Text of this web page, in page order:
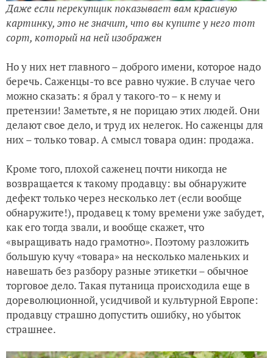
Даже если перекупщик показывает вам красивую
картинку, это не значит, что вы купите у него тот
сорт, который на ней изображен
Но у них нет главного – доброго имени, которое надо
беречь. Саженцы-то все равно чужие. В случае чего
можно сказать: я брал у такого-то – к нему и
претензии! Заметьте, я не порицаю этих людей. Они
делают свое дело, и труд их нелегок. Но саженцы для
них – только товар. А смысл товара один: продажа.
Кроме того, плохой саженец почти никогда не
возвращается к такому продавцу: вы обнаружите
дефект только через несколько лет (если вообще
обнаружите!), продавец к тому времени уже забудет,
как его тогда звали, и вообще скажет, что
«выращивать надо грамотно». Поэтому разложить
большую кучу «товара» на несколько маленьких и
навешать без разбору разные этикетки – обычное
торговое дело. Такая путаница происходила еще в
дореволюционной, усидчивой и культурной Европе:
продавцу страшно допустить ошибку, но убыток
страшнее.